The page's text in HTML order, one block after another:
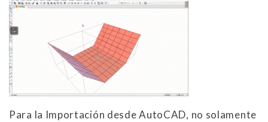
Para la Importación desde AutoCAD, no solamente